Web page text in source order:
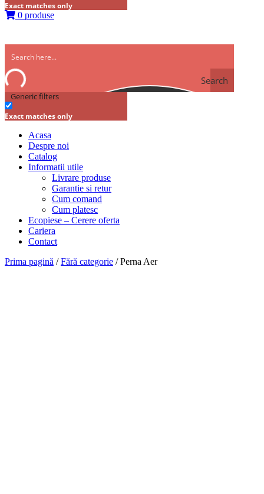
Exact matches only
0 produse
Search
Generic filters
Exact matches only
Acasa
Despre noi
Catalog
Informatii utile
Livrare produse
Garantie si retur
Cum comand
Cum platesc
Ecopiese – Cerere oferta
Cariera
Contact
Prima pagină /Fără categorie / Perna Aer